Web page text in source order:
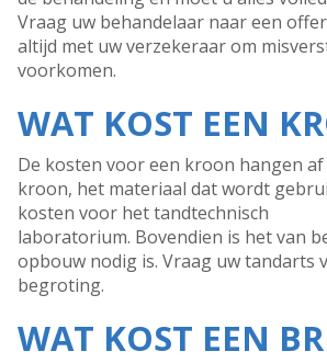
Vraag uw behandelaar naar een
altijd met uw verzekeraar om
voorkomen.
WAT KOST EEN
De kosten voor een kroon hangen
kroon, het materiaal dat wordt
kosten voor het tandtechnisch
laboratorium. Bovendien is het van
opbouw nodig is. Vraag uw tandarts
begroting.
WAT KOST EEN